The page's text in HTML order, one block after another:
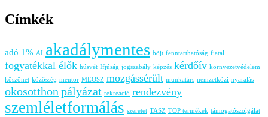
Címkék
adó 1% AI akadálymentes böjt fenntarthatóság fiatal
fogyatékkal élők húsvét Ifjúság jogszabály képzés kérdőív környezetvédelem
köszönet közösség mentor MEOSZ mozgássérült munkatárs nemzetközi nyaralás
okosotthon pályázat rekreáció rendezvény
szemléletformálás szeretet TASZ TOP termékek támogatószolgálat